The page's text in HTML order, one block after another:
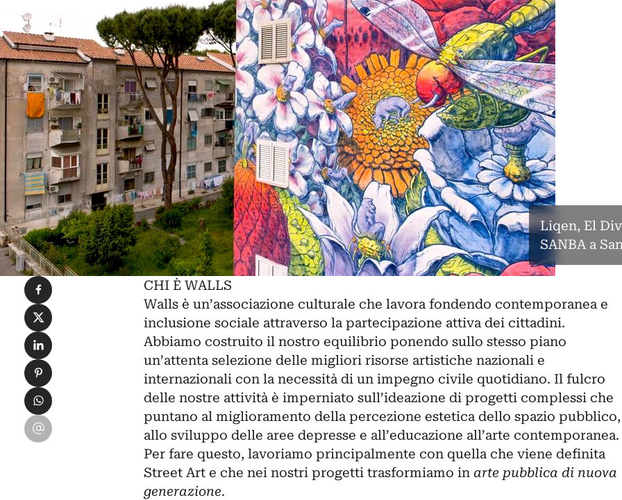
Liqen, El
SANBA a
CHI È WALLS
Walls è un’associazione culturale che lavora fondendo contemporanea e
inclusione sociale attraverso la partecipazione attiva dei cittadini.
Abbiamo costruito il nostro equilibrio ponendo sullo stesso piano
un’attenta selezione delle migliori risorse artistiche nazionali e
internazionali con la necessità di un impegno civile quotidiano. Il fulcro
delle nostre attività è imperniato sull’ideazione di progetti complessi che
puntano al miglioramento della percezione estetica dello spazio pubblico,
allo sviluppo delle aree depresse e all’educazione all’arte contemporanea.
Per fare questo, lavoriamo principalmente con quella che viene definita
Street Art e che nei nostri progetti trasformiamo in arte pubblica di nuova
generazione.
Condividi su Facebook
Condividi su X
Condividi su LinkedIn
Condividi su Pinterest
Condividi su WhatsApp
Condividi su Email